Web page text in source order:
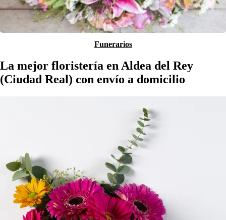
Funerarios
La mejor floristería en Aldea del Rey
(Ciudad Real) con envío a domicilio